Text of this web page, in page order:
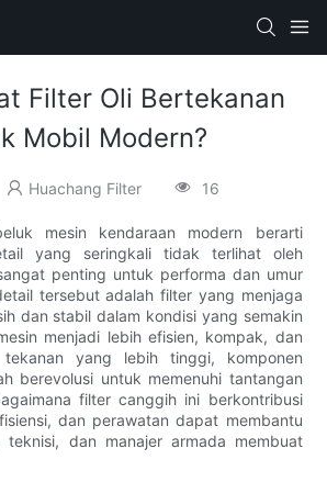
Filter Oli Bertekanan
Mobil Modern?
Huachang Filter 16
mesin kendaraan modern berarti
yang seringkali tidak terlihat oleh
penting untuk performa dan umur
tersebut adalah filter yang menjaga
dan stabil dalam kondisi yang semakin
menjadi lebih efisien, kompak, dan
yang lebih tinggi, komponen
berevolusi untuk memenuhi tantangan
filter canggih ini berkontribusi
dan perawatan dapat membantu
teknisi, dan manajer armada membuat